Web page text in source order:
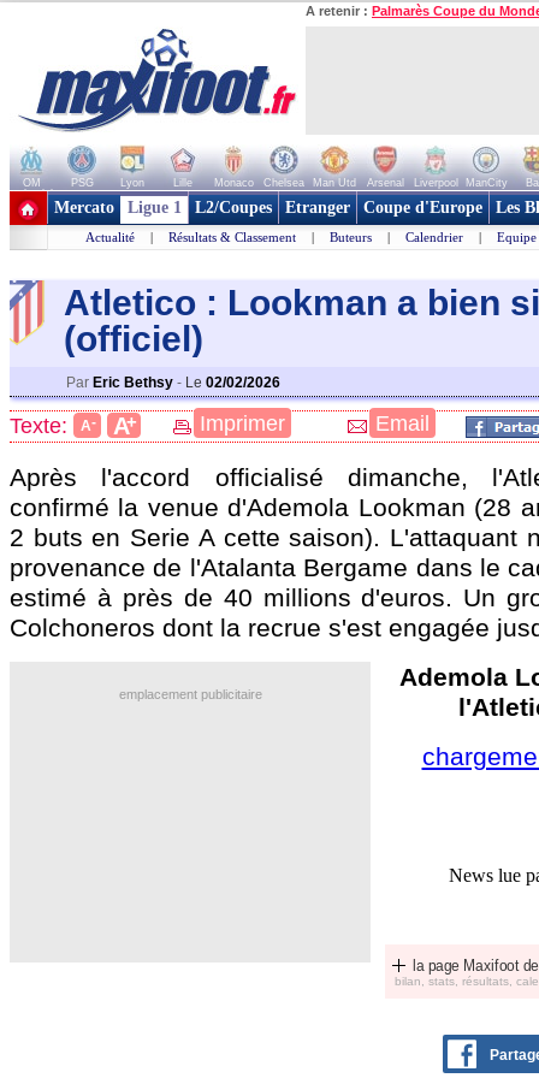
A retenir : Palmarès Coupe du
OM PSG Lyon Lille Monaco Chelsea Man Utd Arsenal Liverpool ManCity
+ de clubs
Mercato Ligue 1 L2/Coupes Etranger Coupe d'Europe Les
Actualité | Résultats & Classement | Buteurs | Calendrier | Equipe
Atletico : Lookman a bien
(officiel)
Par Eric Bethsy - Le 02/02/2026
Texte: A- A+ Imprimer Email
Après l'accord officialisé dimanche,
confirmé la venue d'Ademola Lookman (28
2 buts en Serie A cette saison). L'attaquant
provenance de l'Atalanta Bergame dans le
estimé à près de 40 millions d'euros. Un
Colchoneros dont la recrue s'est engagée
emplacement publicitaire
Ademola
News lue
la page Maxifoot
bilan, stats, résultats,